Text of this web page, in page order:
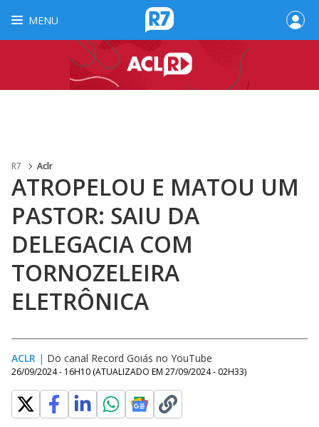
MENU
R7 Aclr
ATROPELOU E MATOU UM
PASTOR: SAIU DA
DELEGACIA COM
TORNOZELEIRA
ELETRÔNICA
ACLR | Do canal Record Goiás no YouTube
26/09/2024 - 16H10 (ATUALIZADO EM 27/09/2024 - 02H33)